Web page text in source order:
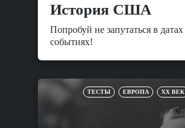
История США
Попробуй не запутаться в датах
событиях!
ТЕСТЫ ЕВРОПА XX ВЕК